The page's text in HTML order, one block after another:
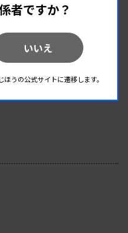
報
者ですか？
いいえ
うの公式サイトに遷移します。